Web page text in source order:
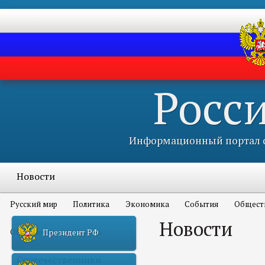
Информационный портал
Новости
Русский мир Политика Экономика События
Объявления и конкурсы
Соотечественники
Президент РФ Новости